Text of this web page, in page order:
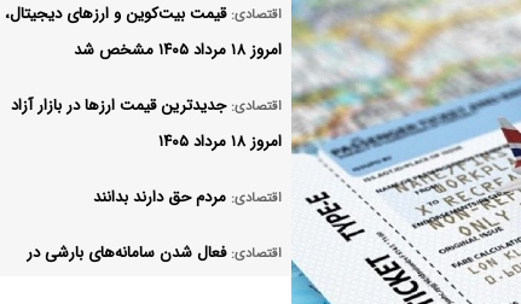
اقتصادی: قیمت بیت‌کوین و ارز‌های دیجیتال،
امروز ۱۸ مرداد ۱۴۰۵ مشخص شد
اقتصادی: جدیدترین قیمت ارزها در بازار آزاد
امروز ۱۸ مرداد ۱۴۰۵
اقتصادی: مردم حق دارند بدانند
اقتصادی: فعال شدن سامانه‌های بارشی در